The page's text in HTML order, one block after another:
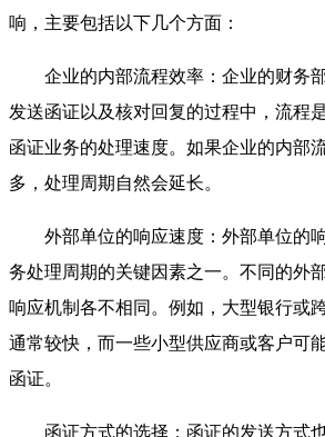
响，主要包括以下几个方面：
企业的内部流程效率：企业的财务
发送函证以及核对回复的过程中，流程
函证业务的处理速度。如果企业的内部
多，处理周期自然会延长。
外部单位的响应速度：外部单位的
务处理周期的关键因素之一。不同的外
响应机制各不相同。例如，大型银行或
通常较快，而一些小型供应商或客户可
函证。
函证方式的选择：函证的发送方式